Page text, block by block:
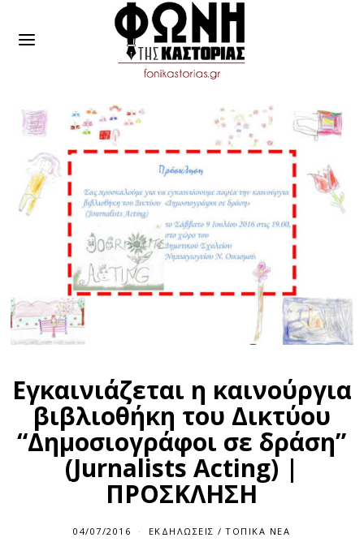
Εγκαινιάζεται η καινούργια
βιβλιοθήκη του Δικτύου
“Δημοσιογράφοι σε δράση”
(Jurnalists Acting) |
ΠΡΟΣΚΛΗΣΗ
04/07/2016 ΕΚΔΗΛΏΣΕΙΣ / ΤΟΠΙΚΆ ΝΈΑ